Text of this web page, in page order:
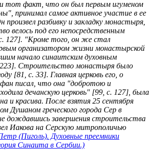
тот факт, что он был первым игуменом
принимал самое активное участие в ее
разбивку и закладку монастыря,
велось под его непосредственным
127]. "Кроме того, он же стал
организатором жизни монастырской
начало синаитским духовным
Строительство монастыря было
[81, с. 33]. Главная церковь его, о
писал, что она "добротою и
дечанскую церковь" [99, с. 127], была
и красива. После взятия 25 сентября
Душаном греческого города Сер в
дождавшись завершения строительства
Иакова на Серскую митрополичью
(Пиголь). Духовные преемники
Синаита в Сербии.)